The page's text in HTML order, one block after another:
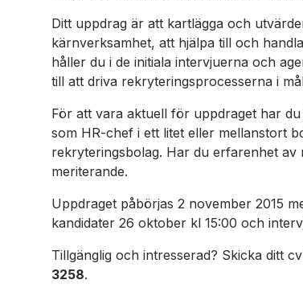
Ditt uppdrag är att kartlägga och
kärnverksamhet, att hjälpa till och
håller du i de initiala intervjuerna och
till att driva rekryteringsprocesserna i
För att vara aktuell för uppdraget har
som HR-chef i ett litet eller mellanstort
rekryteringsbolag. Har du erfarenhet
meriterande.
Uppdraget påbörjas 2 november 2015
kandidater 26 oktober kl 15:00 och
Tillgänglig och intresserad? Skicka ditt
3258.